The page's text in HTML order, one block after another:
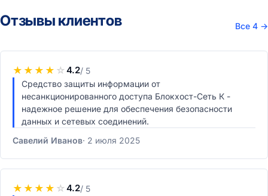
Отзывы клиентов Все 4 →
★ ★ ★ ★ ☆4.2/ 5
Средство защиты информации от
несанкционированного доступа Блокхост-Сеть К -
надежное решение для обеспечения безопасности
данных и сетевых соединений.
Савелий Иванов 2 июля 2025
★ ★ ★ ★ ☆4.2/ 5